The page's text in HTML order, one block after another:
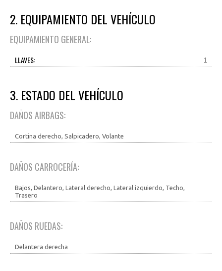
2. EQUIPAMIENTO DEL VEHÍCULO
EQUIPAMIENTO GENERAL:
LLAVES: 1
3. ESTADO DEL VEHÍCULO
DAÑOS AIRBAGS:
Cortina derecho, Salpicadero, Volante
DAÑOS CARROCERÍA:
Bajos, Delantero, Lateral derecho, Lateral izquierdo, Techo,
Trasero
DAÑOS RUEDAS:
Delantera derecha